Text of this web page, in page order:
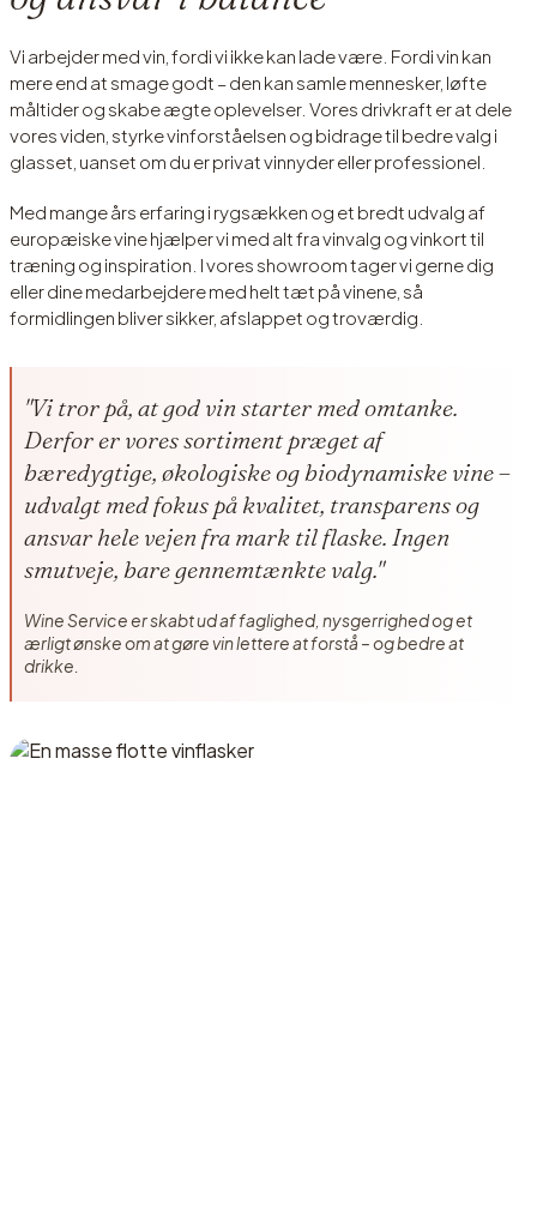
Vi arbejder med vin, fordi vi ikke kan lade være. Fordi vin kan
mere end at smage godt – den kan samle mennesker, løfte
måltider og skabe ægte oplevelser. Vores drivkraft er at dele
vores viden, styrke vinforståelsen og bidrage til bedre valg i
glasset, uanset om du er privat vinnyder eller professionel.
Med mange års erfaring i rygsækken og et bredt udvalg af
europæiske vine hjælper vi med alt fra vinvalg og vinkort til
træning og inspiration. I vores showroom tager vi gerne dig
eller dine medarbejdere med helt tæt på vinene, så
formidlingen bliver sikker, afslappet og troværdig.
"Vi tror på, at god vin starter med omtanke.
Derfor er vores sortiment præget af
bæredygtige, økologiske og biodynamiske vine –
udvalgt med fokus på kvalitet, transparens og
ansvar hele vejen fra mark til flaske. Ingen
smutveje, bare gennemtænkte valg."
Wine Service er skabt ud af faglighed, nysgerrighed og et
ærligt ønske om at gøre vin lettere at forstå – og bedre at
drikke.